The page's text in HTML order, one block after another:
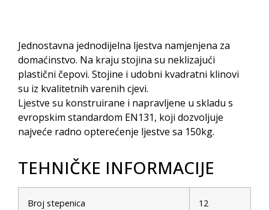
Jednostavna jednodijelna ljestva namjenjena za
domaćinstvo. Na kraju stojina su neklizajući
plastični čepovi. Stojine i udobni kvadratni klinovi
su iz kvalitetnih varenih cjevi.
Ljestve su konstruirane i napravljene u skladu s
evropskim standardom EN131, koji dozvoljuje
najveće radno opterećenje ljestve sa 150kg.
TEHNIČKE INFORMACIJE
Broj stepenica 12